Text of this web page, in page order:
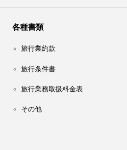
各種書類
旅行業約款
旅行条件書
旅行業務取扱料金表
その他